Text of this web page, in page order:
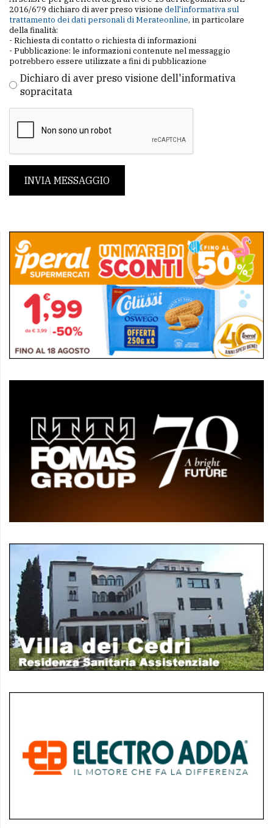
2016/679 dichiaro di aver preso visione dell'informativa sul
trattamento dei dati personali di Merateonline, in particolare
della finalità:
- Richiesta di contatto o richiesta di informazioni
- Pubblicazione: le informazioni contenute nel messaggio
potrebbero essere utilizzate a fini di pubblicazione
Dichiaro di aver preso visione dell'informativa
sopracitata
INVIA MESSAGGIO